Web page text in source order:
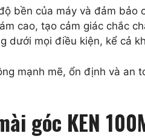
bền của máy và đảm bảo
cao, tạo cảm giác chắc
dưới mọi điều kiện, kể cả
mạnh mẽ, ổn định và an
góc KEN